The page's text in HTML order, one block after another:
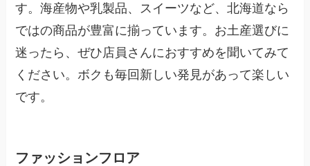
す。海産物や乳製品、スイーツなど、北海道なら
ではの商品が豊富に揃っています。お土産選びに
迷ったら、ぜひ店員さんにおすすめを聞いてみて
ください。ボクも毎回新しい発見があって楽しい
です。
ファッションフロア